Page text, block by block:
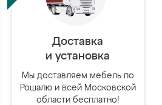
Доставка
и установка
Мы доставляем мебель по
Рошалю и всей Московской
области бесплатно!